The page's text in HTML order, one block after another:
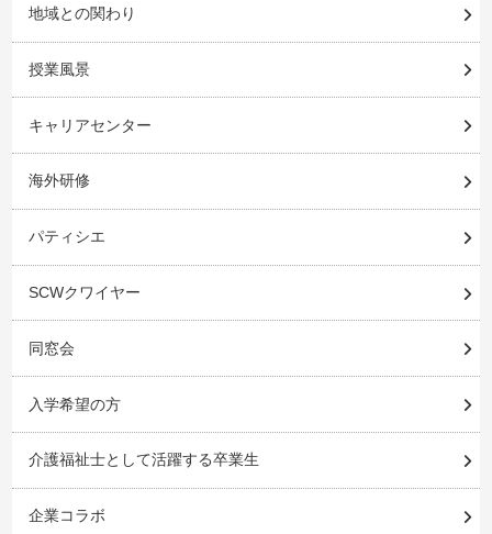
地域との関わり
授業風景
キャリアセンター
海外研修
パティシエ
SCWクワイヤー
同窓会
入学希望の方
介護福祉士として活躍する卒業生
企業コラボ